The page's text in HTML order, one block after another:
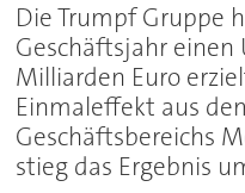
Die Trumpf Gruppe
Geschäftsjahr einen
Milliarden Euro
Einmaleffekt aus
Geschäftsbereichs
stieg das Ergebnis